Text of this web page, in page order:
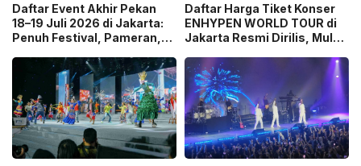
Daftar Event Akhir Pekan
18–19 Juli 2026 di Jakarta:
Penuh Festival, Pameran,
Belanja!
Daftar Harga Tiket Konser
ENHYPEN WORLD TOUR di
Jakarta Resmi Dirilis, Mulai